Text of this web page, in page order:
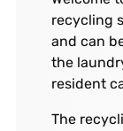
recycling
and can
the
resident
The